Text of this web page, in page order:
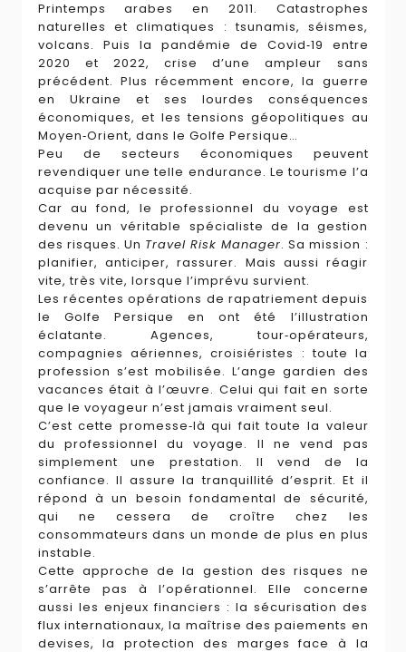
Printemps arabes en 2011. Catastrophes
naturelles et climatiques : tsunamis, séismes,
volcans. Puis la pandémie de Covid‑19 entre
2020 et 2022, crise d’une ampleur sans
précédent. Plus récemment encore, la guerre
en Ukraine et ses lourdes conséquences
économiques, et les tensions géopolitiques au
Moyen‑Orient, dans le Golfe Persique…
Peu de secteurs économiques peuvent
revendiquer une telle endurance. Le tourisme l’a
acquise par nécessité.
Car au fond, le professionnel du voyage est
devenu un véritable spécialiste de la gestion
des risques. Un Travel Risk Manager. Sa mission :
planifier, anticiper, rassurer. Mais aussi réagir
vite, très vite, lorsque l’imprévu survient.
Les récentes opérations de rapatriement depuis
le Golfe Persique en ont été l’illustration
éclatante. Agences, tour‑opérateurs,
compagnies aériennes, croisiéristes : toute la
profession s’est mobilisée. L’ange gardien des
vacances était à l’œuvre. Celui qui fait en sorte
que le voyageur n’est jamais vraiment seul.
C’est cette promesse‑là qui fait toute la valeur
du professionnel du voyage. Il ne vend pas
simplement une prestation. Il vend de la
confiance. Il assure la tranquillité d’esprit. Et il
répond à un besoin fondamental de sécurité,
qui ne cessera de croître chez les
consommateurs dans un monde de plus en plus
instable.
Cette approche de la gestion des risques ne
s’arrête pas à l’opérationnel. Elle concerne
aussi les enjeux financiers : la sécurisation des
flux internationaux, la maîtrise des paiements en
devises, la protection des marges face à la